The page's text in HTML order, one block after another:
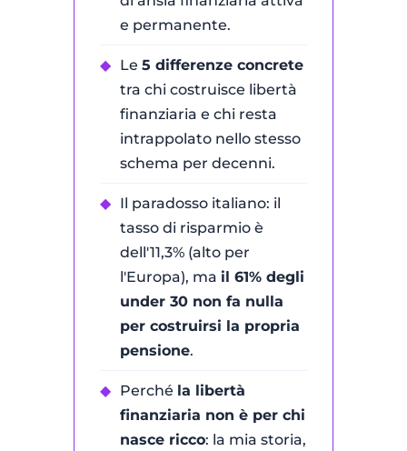
e permanente.
◆ Le 5 differenze concrete
tra chi costruisce libertà
finanziaria e chi resta
intrappolato nello stesso
schema per decenni.
◆ Il paradosso italiano: il
tasso di risparmio è
dell'11,3% (alto per
l'Europa), ma il 61% degli
under 30 non fa nulla
per costruirsi la propria
pensione.
◆ Perché la libertà
finanziaria non è per chi
nasce ricco: la mia storia,